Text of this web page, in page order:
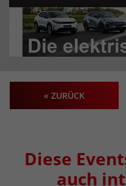
« ZURÜCK
Diese
auch